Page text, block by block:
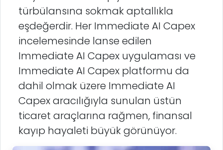
türbülansına sokmak aptallıkla
eşdeğerdir. Her Immediate AI Capex
incelemesinde lanse edilen
Immediate AI Capex uygulaması ve
Immediate AI Capex platformu da
dahil olmak üzere Immediate AI
Capex aracılığıyla sunulan üstün
ticaret araçlarına rağmen, finansal
kayıp hayaleti büyük görünüyor.